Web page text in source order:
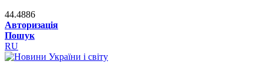
44.4886
Авторизація
Пошук
RU